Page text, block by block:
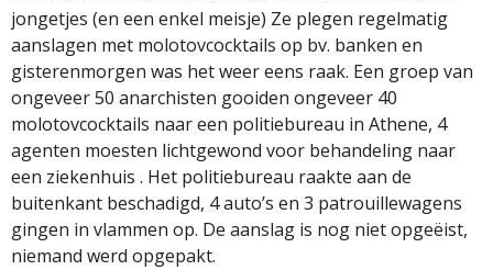
jongetjes (en een enkel meisje) Ze plegen regelmatig
aanslagen met molotovcocktails op bv. banken en
gisterenmorgen was het weer eens raak. Een groep van
ongeveer 50 anarchisten gooiden ongeveer 40
molotovcocktails naar een politiebureau in Athene, 4
agenten moesten lichtgewond voor behandeling naar
een ziekenhuis . Het politiebureau raakte aan de
buitenkant beschadigd, 4 auto’s en 3 patrouillewagens
gingen in vlammen op. De aanslag is nog niet opgeëist,
niemand werd opgepakt.